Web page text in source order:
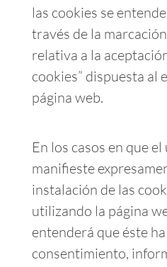
las cookies se
través de la
relativa a la
cookies” dispuesta al
página web.
En los casos en que
manifieste
instalación de las
utilizando la página
entenderá que éste
consentimiento,